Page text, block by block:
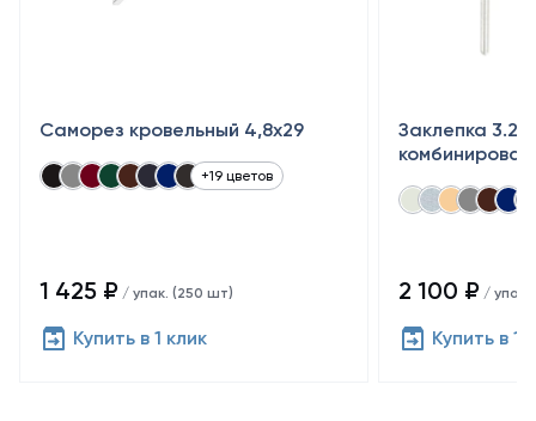
Саморез кровельный 4,8x29
+19 цветов
1 425 ₽ / упак. (250 шт)
Купить в 1 клик
Заклепка
2 100 ₽ / упак.
Купить в 1